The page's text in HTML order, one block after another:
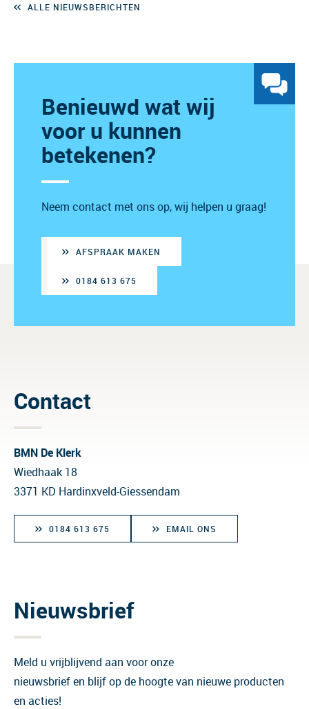
ALLE NIEUWSBERICHTEN
Benieuwd wat wij
voor u kunnen
betekenen?
Neem contact met ons op, wij helpen u graag!
AFSPRAAK MAKEN
0184 613 675
Contact
BMN De Klerk
Wiedhaak 18
3371 KD Hardinxveld-Giessendam
0184 613 675 EMAIL ONS
Nieuwsbrief
Meld u vrijblijvend aan voor onze
nieuwsbrief en blijf op de hoogte van nieuwe producten
en acties!